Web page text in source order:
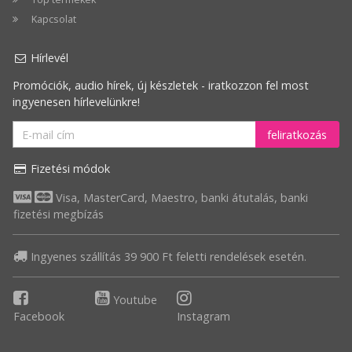
szerint
akció
Kapcsolat
Hírlevél
Promóciók, audio hírek, új készletek - iratkozzon fel most
ingyenesen hírlevelünkre!
feliratkozás
Fizetési módok
Visa, MasterCard, Maestro, banki átutalás, banki
fizetési megbízás
Ingyenes szállítás 39 900 Ft feletti rendelések esetén.
Facebook
Youtube
Instagram